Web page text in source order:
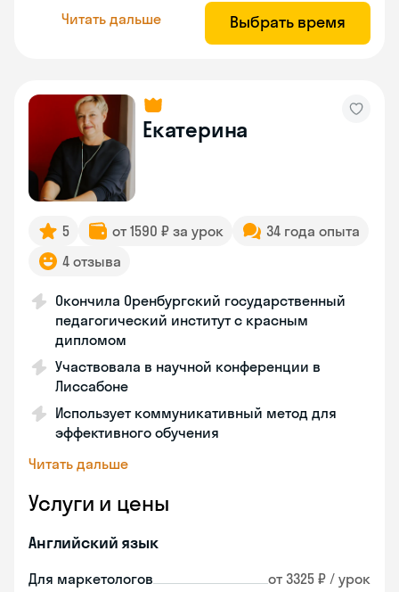
Читать дальше Выбрать время
Екатерина
5 от 1590 ₽ за урок
34 года опыта
4 отзыва
Окончила Оренбургский государственный
педагогический институт с красным
дипломом
Участвовала в научной конференции в
Лиссабоне
Использует коммуникативный метод для
эффективного обучения
Читать дальше
Услуги и цены
Английский язык
Для маркетологов от 3325 ₽ / урок